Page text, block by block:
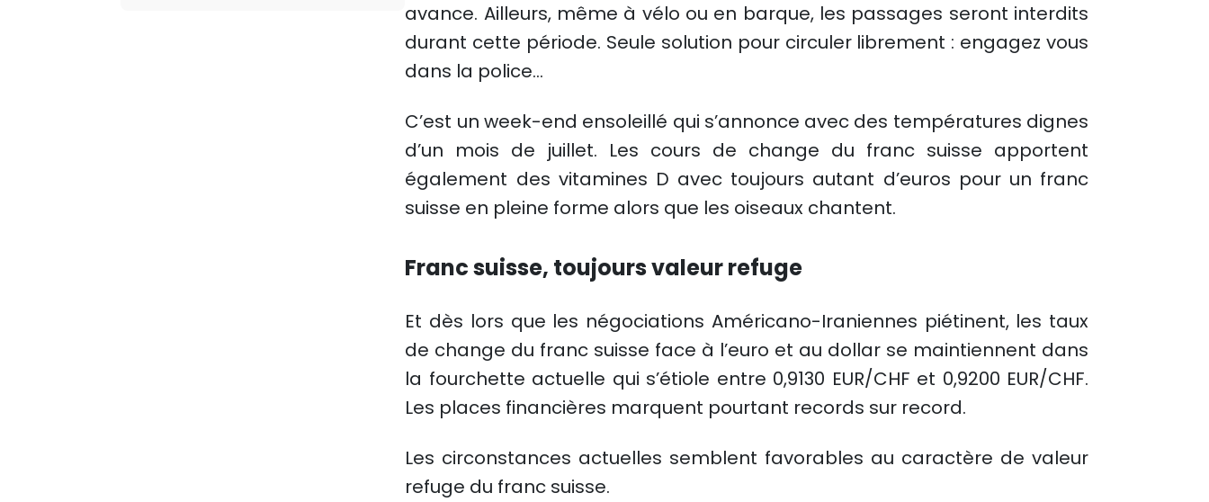
avance. Ailleurs, même à vélo ou en barque, les passages seront interdits
durant cette période. Seule solution pour circuler librement : engagez vous
dans la police…
C’est un week-end ensoleillé qui s’annonce avec des températures dignes
d’un mois de juillet. Les cours de change du franc suisse apportent
également des vitamines D avec toujours autant d’euros pour un franc
suisse en pleine forme alors que les oiseaux chantent.
Franc suisse, toujours valeur refuge
Et dès lors que les négociations Américano-Iraniennes piétinent, les taux
de change du franc suisse face à l’euro et au dollar se maintiennent dans
la fourchette actuelle qui s’étiole entre 0,9130 EUR/CHF et 0,9200 EUR/CHF.
Les places financières marquent pourtant records sur record.
Les circonstances actuelles semblent favorables au caractère de valeur
refuge du franc suisse.